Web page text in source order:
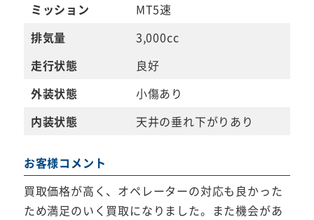
ミッション
MT5速
排気量
3,000cc
走行状態
良好
外装状態
小傷あり
内装状態
天井の垂れ下がりあり
お客様コメント
買取価格が高く、オペレーターの対応も良かった
ため満足のいく買取になりました。また機会があ